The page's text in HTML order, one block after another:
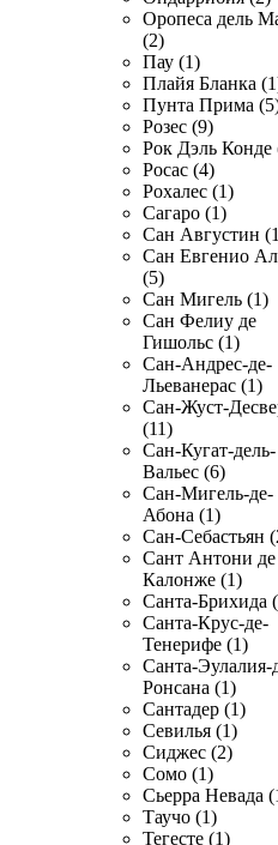
Оропеса дель
(2)
Пау (1)
Плайя Бланка
Пунта Прима
Розес (9)
Рок Дэль Конде
Росас (4)
Рохалес (1)
Сагаро (1)
Сан Августин
Сан Евгенио
(5)
Сан Мигель (1)
Сан Фелиу де
Гишольс (1)
Сан-Андрес-де-
Льеванерас (1)
Сан-Жуст-
(11)
Сан-Кугат-дель-
Вальес (6)
Сан-Мигель-де-
Абона (1)
Сан-Себастьян
Сант Антони де
Калонже (1)
Санта-Брихида
Санта-Крус-де-
Тенерифе (1)
Санта-Эулалия-
Ронсана (1)
Сантадер (1)
Севилья (1)
Сиджес (2)
Сомо (1)
Сьерра Невада
Таучо (1)
Тегесте (1)